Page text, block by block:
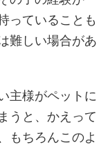
っていることも
難しい場合があ
主様がペットに
うと、かえって
もちろんこのよ